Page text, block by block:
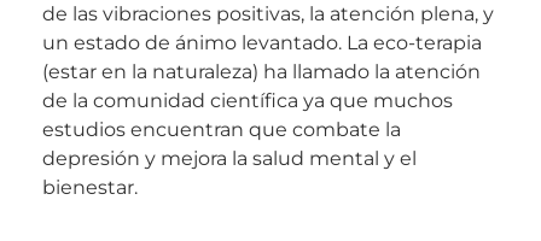
de las vibraciones positivas, la atención plena, y
un estado de ánimo levantado. La eco-terapia
(estar en la naturaleza) ha llamado la atención
de la comunidad científica ya que muchos
estudios encuentran que combate la
depresión y mejora la salud mental y el
bienestar.